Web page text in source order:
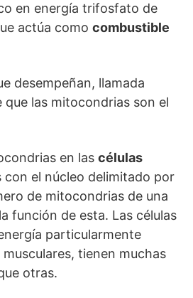
en energía trifosfato de
actúa como combustible
desempeñan, llamada
que las mitocondrias son el
en las células
con el núcleo delimitado por
de mitocondrias de una
función de esta. Las células
particularmente
tienen muchas
otras.